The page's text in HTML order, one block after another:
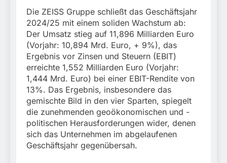
Auslieferungshaftbefehl
Die ZEISS Gruppe schließt das Geschäftsjahr
2024/25 mit einem soliden Wachstum ab:
Der Umsatz stieg auf 11,896 Milliarden Euro
(Vorjahr: 10,894 Mrd. Euro, + 9%), das
Ergebnis vor Zinsen und Steuern (EBIT)
erreichte 1,552 Milliarden Euro (Vorjahr:
1,444 Mrd. Euro) bei einer EBIT-Rendite von
13%. Das Ergebnis, insbesondere das
gemischte Bild in den vier Sparten, spiegelt
die zunehmenden geoökonomischen und -
politischen Herausforderungen wider, denen
sich das Unternehmen im abgelaufenen
Geschäftsjahr gegenübersah.